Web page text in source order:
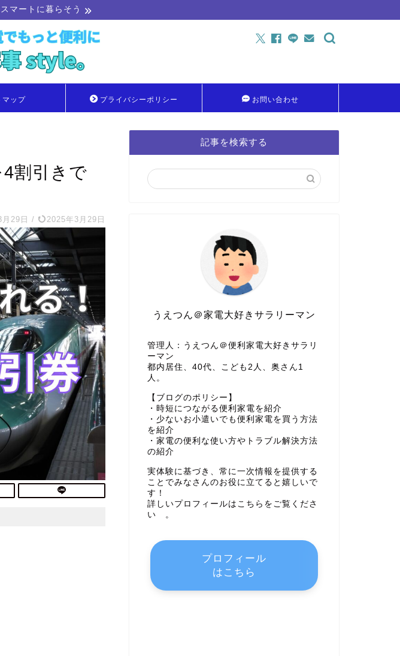
マートに暮らそう
マップ プライバシーポリシー お問い合わせ
4割引きで
29日 / 2025年3月29日
記事を検索する
うえつん＠家電大好きサラリーマン
管理人：うえつん＠便利家電大好きサラリ
ーマン
都内居住、40代、こども2人、奥さん1
人。
【ブログのポリシー】
・時短につながる便利家電を紹介
・少ないお小遣いでも便利家電を買う方法
を紹介
・家電の便利な使い方やトラブル解決方法
の紹介
実体験に基づき、常に一次情報を提供する
ことでみなさんのお役に立てると嬉しいで
す！
詳しいプロフィールはこちらをご覧くださ
い 。
プロフィール
はこちら